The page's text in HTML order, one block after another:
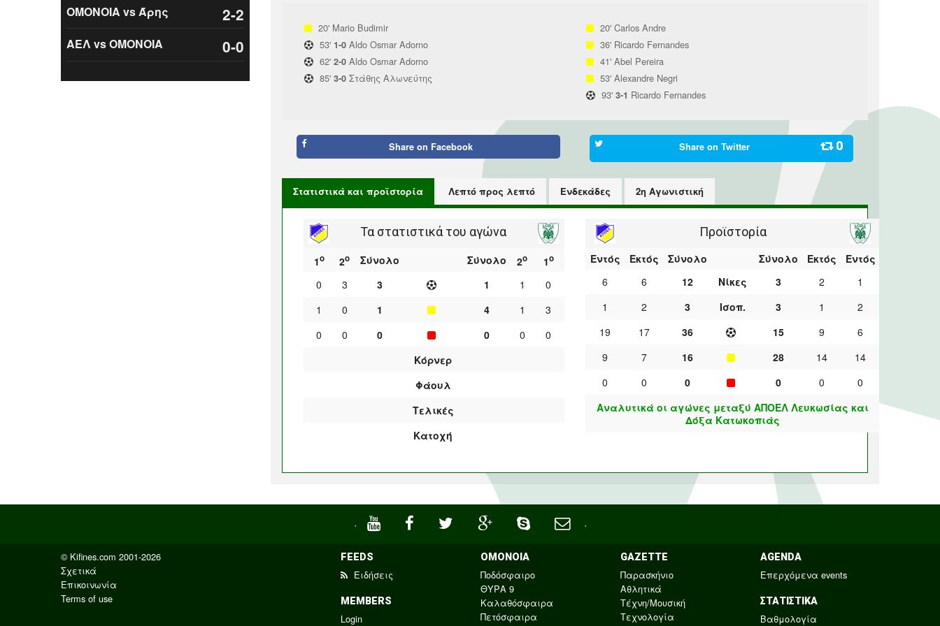
ΟΜΟΝΟΙΑ vs Άρης 2-2
ΑΕΛ vs ΟΜΟΝΟΙΑ 0-0
20' Mario Budimir
53' 1-0 Aldo Osmar Adorno
62' 2-0 Aldo Osmar Adorno
85' 3-0 Στάθης Αλωνεύτης
20' Carlos Andre
36' Ricardo Fernandes
41' Abel Pereira
53' Alexandre Negri
93' 3-1 Ricardo Fernandes
Share on Facebook Share on Twitter 0
Στατιστικά και προϊστορία Λεπτό προς λεπτό Ενδεκάδες 2η Αγωνιστική
Τα στατιστικά του αγώνα
1ο 2ο Σύνολο Σύνολο 2ο 1ο
0 3 3 1 1
0
1
0 1 4 1
3
0
0 0 0 0
0
Κόρνερ
Φάουλ
Τελικές
Κατοχή
Προϊστορία
Εντός Εκτός Σύνολο Σύνολο Εκτός
Εντός
6
6 12 Νίκες 3 2
1
1
2 3 Ισοπ. 3 1
2
19
17 36 15 9
6
9
7 16 28 14
14
0
0 0 0 0
0
Αναλυτικά οι αγώνες μεταξύ ΑΠΟΕΛ Λευκωσίας και
Δόξα Κατωκοπιάς
· ·
© Kifines.com 2001-2026
Σχετικά
Επικοινωνία
Terms of use
FEEDS
Ειδήσεις
MEMBERS
Login
ΟΜΟΝΟΙΑ
Ποδόσφαιρο
ΘΥΡΑ 9
Καλαθόσφαιρα
Πετόσφαιρα
GAZETTE
Παρασκήνιο
Αθλητικά
Τέχνη/Μουσική
Τεχνολογία
AGENDA
Επερχόμενα events
ΣΤΑΤΙΣΤΙΚΑ
Βαθμολογία